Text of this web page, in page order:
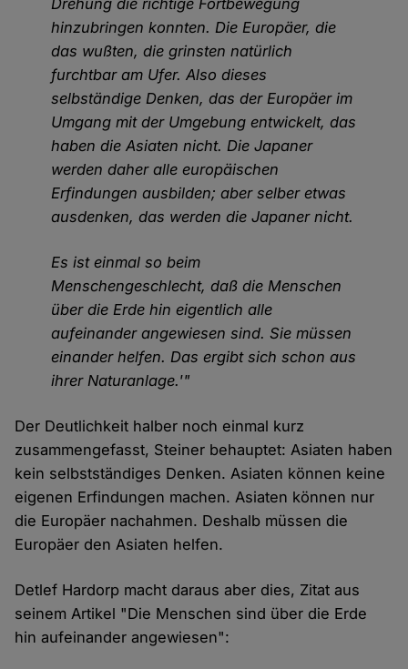
Drehung die richtige Fortbewegung
hinzubringen konnten. Die Europäer, die
das wußten, die grinsten natürlich
furchtbar am Ufer. Also dieses
selbständige Denken, das der Europäer im
Umgang mit der Umgebung entwickelt, das
haben die Asiaten nicht. Die Japaner
werden daher alle europäischen
Erfindungen ausbilden; aber selber etwas
ausdenken, das werden die Japaner nicht.
Es ist einmal so beim
Menschengeschlecht, daß die Menschen
über die Erde hin eigentlich alle
aufeinander angewiesen sind. Sie müssen
einander helfen. Das ergibt sich schon aus
ihrer Naturanlage.'"
Der Deutlichkeit halber noch einmal kurz
zusammengefasst, Steiner behauptet: Asiaten haben
kein selbstständiges Denken. Asiaten können keine
eigenen Erfindungen machen. Asiaten können nur
die Europäer nachahmen. Deshalb müssen die
Europäer den Asiaten helfen.
Detlef Hardorp macht daraus aber dies, Zitat aus
seinem Artikel "Die Menschen sind über die Erde
hin aufeinander angewiesen":